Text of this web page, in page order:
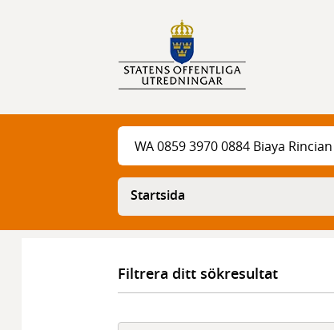
Sök
Sök
Startsida
Filtrera ditt sökresultat